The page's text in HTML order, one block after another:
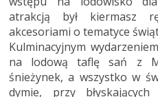
atrakcją był kiermasz
akcesoriami o tematyce
Kulminacyjnym
na lodową taflę sań z
śnieżynek, a wszystko w
dymie, przy